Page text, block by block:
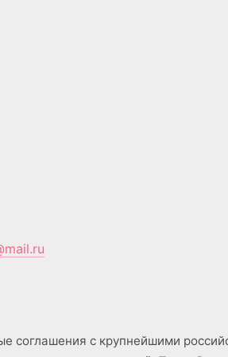
соглашения с крупнейшими